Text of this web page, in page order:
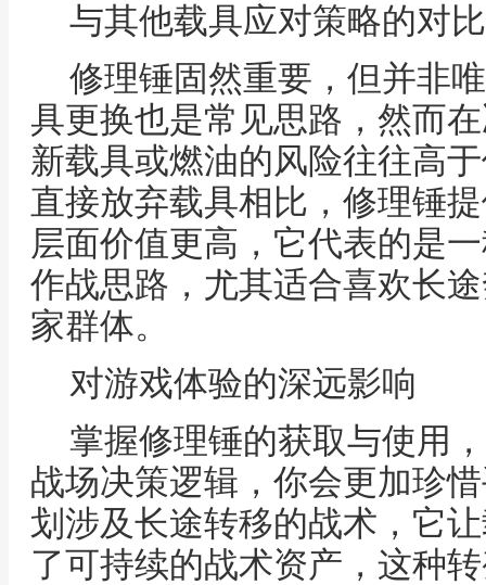
与其他载具应对策略的对比
修理锤固然重要，但并非
具更换也是常见思路，然而
新载具或燃油的风险往往高
直接放弃载具相比，修理锤
层面价值更高，它代表的是
作战思路，尤其适合喜欢长
家群体。
对游戏体验的深远影响
掌握修理锤的获取与使用
战场决策逻辑，你会更加珍
划涉及长途转移的战术，它
了可持续的战术资产，这种